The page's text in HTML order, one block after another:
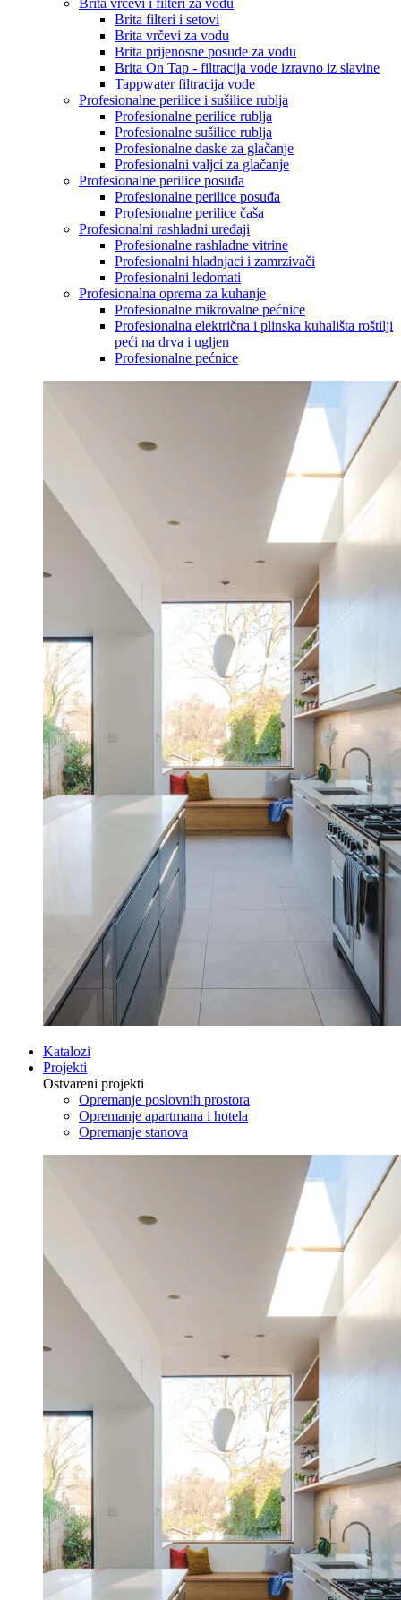
Brita vrčevi i filteri za vodu
Brita filteri i setovi
Brita vrčevi za vodu
Brita prijenosne posude za vodu
Brita On Tap - filtracija vode izravno iz slavine
Tappwater filtracija vode
Profesionalne perilice i sušilice rublja
Profesionalne perilice rublja
Profesionalne sušilice rublja
Profesionalne daske za glačanje
Profesionalni valjci za glačanje
Profesionalne perilice posuđa
Profesionalne perilice posuđa
Profesionalne perilice čaša
Profesionalni rashladni uređaji
Profesionalne rashladne vitrine
Profesionalni hladnjaci i zamrzivači
Profesionalni ledomati
Profesionalna oprema za kuhanje
Profesionalne mikrovalne pećnice
Profesionalna električna i plinska kuhališta roštilji
peći na drva i ugljen
Profesionalne pećnice
Katalozi
Projekti
Ostvareni projekti
Opremanje poslovnih prostora
Opremanje apartmana i hotela
Opremanje stanova